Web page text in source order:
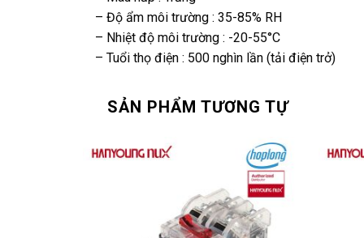
– Độ ẩm môi trường : 35-85% RH
– Nhiệt độ môi trường : -20-55°C
– Tuổi thọ điện : 500 nghìn lần (tải điện trở)
SẢN PHẨM TƯƠNG TỰ